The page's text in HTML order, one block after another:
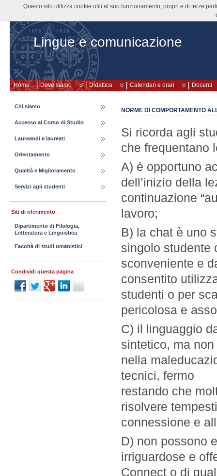
Lingue e comunicazione
Home Dove siamo Didattica Calendari e orari Docenti
NORME DI COMPORTAMENTO
Si ricorda agli
che frequentano
A) è opportuno
dell’inizio della
continuazione
lavoro;
B) la chat è uno
singolo studente
sconveniente e
consentito
studenti o per
pericolosa e
C) il linguaggio
sintetico, ma
nella
tecnici, fermo
restando che
risolvere
connessione e
D) non possono
irriguardose e
Connect o di
Chi siamo
Accesso al Corso di Studio
Laureandi e laureati
Orientamento
Qualità e Miglioramento
Servizi agli studenti
Siti di riferimento
Dipartimento di Filologia,
Letteratura e Linguistica
Facoltà di studi umanistici
Condividi questa pagina
Questo sito utilizza cookie utili al suo funzionamento, propri e di terze